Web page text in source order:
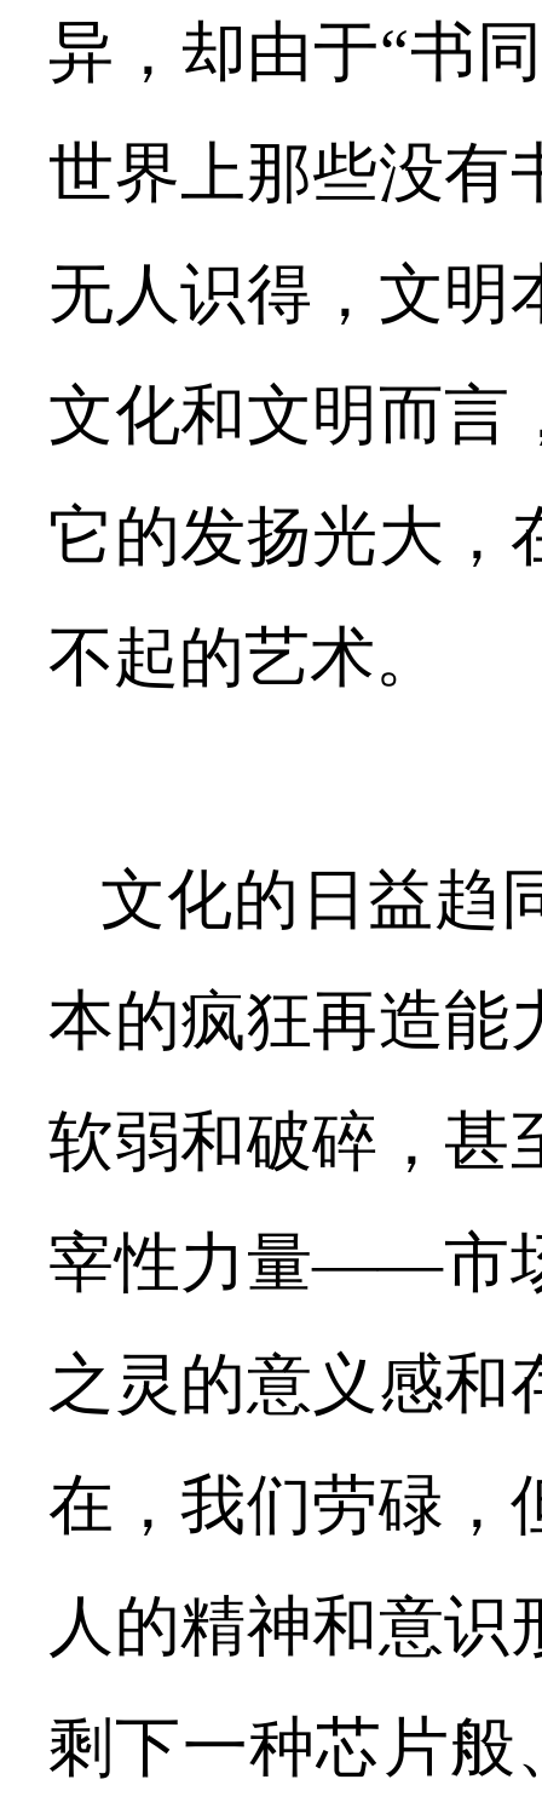
异，却由于“书
世界上那些没有
无人识得，文明
文化和文明而言
它的发扬光大，
不起的艺术。
文化的日益趋
本的疯狂再造能
软弱和破碎，甚
宰性力量——市
之灵的意义感和
在，我们劳碌，
人的精神和意识
剩下一种芯片般